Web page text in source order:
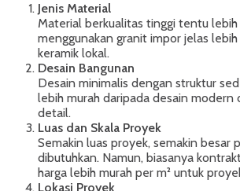
Jenis Material
Material berkualitas tinggi tentu
menggunakan granit impor jelas
keramik lokal.
Desain Bangunan
Desain minimalis dengan struktur
lebih murah daripada desain modern
detail.
Luas dan Skala Proyek
Semakin luas proyek, semakin besar
dibutuhkan. Namun, biasanya
harga lebih murah per m² untuk
Lokasi Proyek